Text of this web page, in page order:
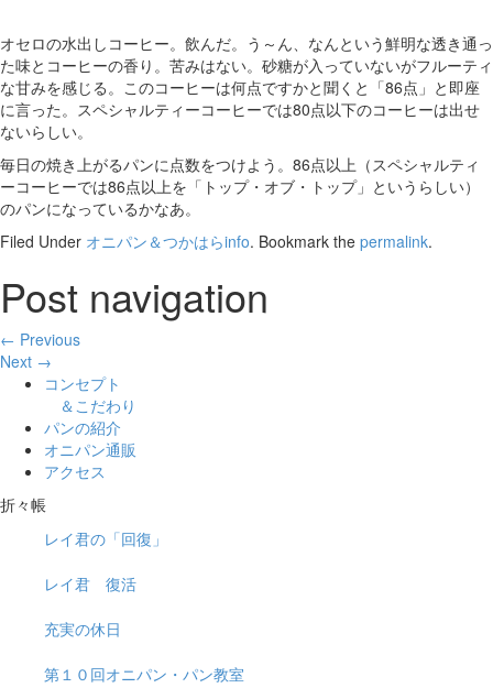
オセロの水出しコーヒー。飲んだ。う～ん、なんという鮮明な透き通っ
た味とコーヒーの香り。苦みはない。砂糖が入っていないがフルーティ
な甘みを感じる。このコーヒーは何点ですかと聞くと「86点」と即座
に言った。スペシャルティーコーヒーでは80点以下のコーヒーは出せ
ないらしい。
毎日の焼き上がるパンに点数をつけよう。86点以上（スペシャルティ
ーコーヒーでは86点以上を「トップ・オブ・トップ」というらしい）
のパンになっているかなあ。
Filed Under オニパン＆つかはらinfo. Bookmark the permalink.
Post navigation
← Previous
Next →
コンセプト
＆こだわり
パンの紹介
オニパン通販
アクセス
折々帳
レイ君の「回復」
レイ君 復活
充実の休日
第１０回オニパン・パン教室